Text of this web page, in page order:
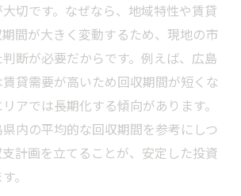
切です。なぜなら、地域特性や賃貸
間が大きく変動するため、現地の市
断が必要だからです。例えば、広島
貸需要が高いため回収期間が短くな
アでは長期化する傾向があります。
内の平均的な回収期間を参考にしつ
計画を立てることが、安定した投資
。